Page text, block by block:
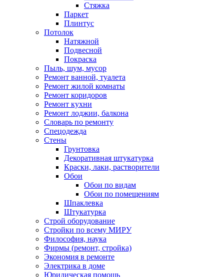
Стяжка
Паркет
Плинтус
Потолок
Натяжной
Подвесной
Покраска
Пыль, шум, мусор
Ремонт ванной, туалета
Ремонт жилой комнаты
Ремонт коридоров
Ремонт кухни
Ремонт лоджии, балкона
Словарь по ремонту
Спецодежда
Стены
Грунтовка
Декоративная штукатурка
Краски, лаки, растворители
Обои
Обои по видам
Обои по помещениям
Шпаклевка
Штукатурка
Строй оборудование
Стройки по всему МИРУ
Философия, наука
Фирмы (ремонт, стройка)
Экономия в ремонте
Электрика в доме
Юридическая помощь